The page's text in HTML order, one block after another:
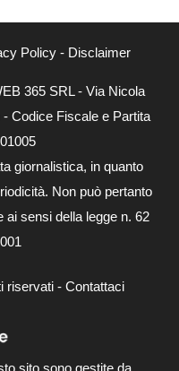
Policy- Disclaimer
365 SRL - Via Nicola
Codice Fiscale e Partita
giornalistica, in quanto
Non può pertanto
ai sensi della legge n. 62
riservati - Contattaci